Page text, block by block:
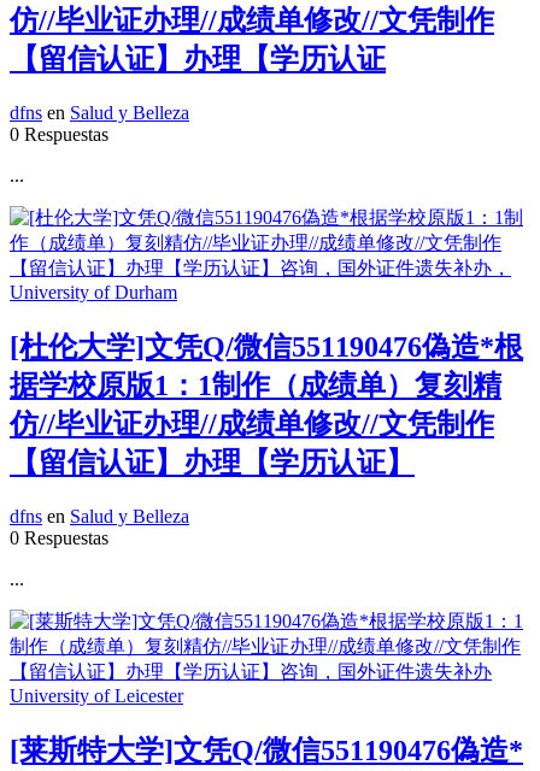
仿//毕业证办理//成绩单修改//文凭制作
【留信认证】办理【学历认证
dfns en Salud y Belleza
0 Respuestas
...
[杜伦大学]文凭Q/微信551190476偽造*根
据学校原版1：1制作（成绩单）复刻精
仿//毕业证办理//成绩单修改//文凭制作
【留信认证】办理【学历认证】
dfns en Salud y Belleza
0 Respuestas
...
[莱斯特大学]文凭Q/微信551190476偽造*